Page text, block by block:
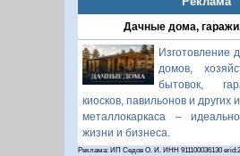
Дачные дома,
Изготовление
домов,
бытовок,
киосков, павильонов и других
металлокаркаса –
жизни и бизнеса.
Реклама: ИП Седов О. И. ИНН 911100036130